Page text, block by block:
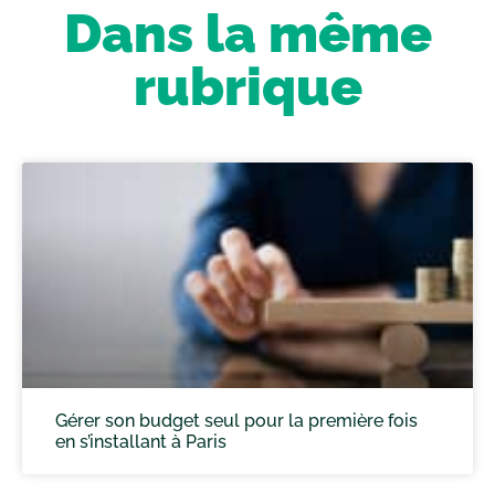
Dans la même
rubrique
Gérer son budget seul pour la première fois
en s’installant à Paris